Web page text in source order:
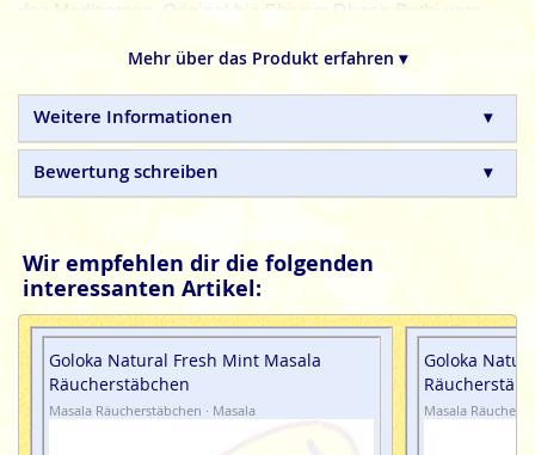
des Meditierens. Original bic Shivam Dhoop Bathi vom
Incense Sticks.
bicBrand Masala Räucherstäbchen sind in Handarbeit
hergestellte Qualitätsprodukte, ohne tierische, toxische
oder petrochemische Zusätze.
Mehr über das Produkt erfahren ▾
Weitere Informationen
Bewertung schreiben
Wir empfehlen dir die folgenden
interessanten Artikel:
Goloka Natural Fresh Mint Masala
Räucherstäbchen
Masala Räucherstäbchen · Masala
Goloka
Masala